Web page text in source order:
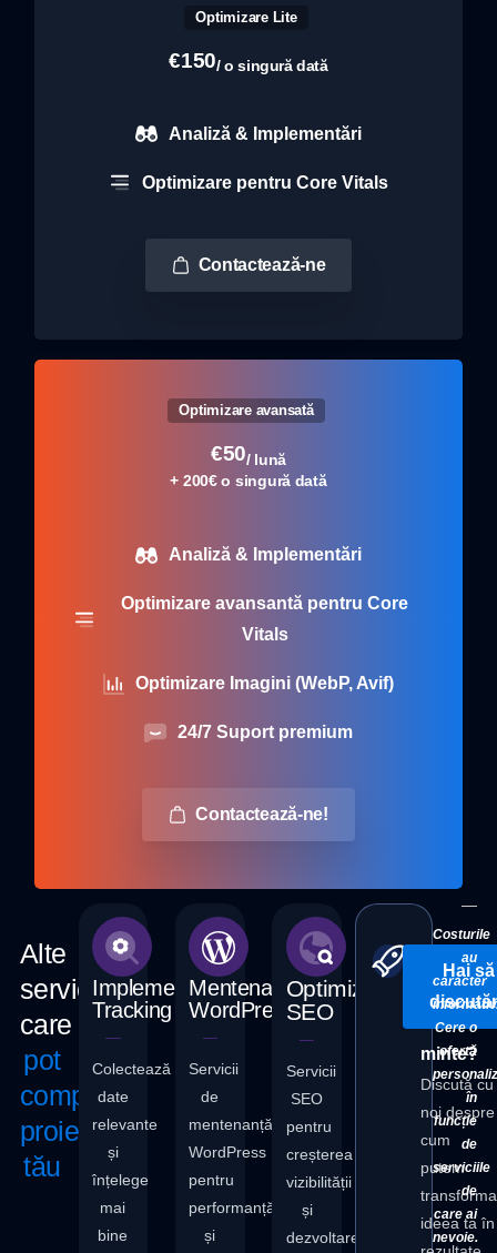
Optimizare Lite
€150/ o singură dată
Analiză & Implementări
Optimizare pentru Core Vitals
Contactează-ne
Optimizare avansată
€50/ lună
+ 200€ o singură dată
Analiză & Implementări
Optimizare avansantă pentru Core
Vitals
Optimizare Imagini (WebP, Avif)
24/7 Suport premium
Contactează-ne!
Alte
serviciii
care
pot
completa
proiectul
tău
Implementare
Tracking
Colectează
date
relevante
și
înțelege
mai
bine
Mentenanță
WordPress
Servicii
de
mentenanță
WordPress
pentru
performanță
și
Optimizare
SEO
Servicii
SEO
pentru
creșterea
vizibilității
și
dezvoltarea
Ai un
proiect
în
minte?
Discută cu
noi despre
cum
putem
transforma
ideea ta în
Hai să
Costurile
au
caracter
Cere o
ofertă
în
funcție
de
serviciile
de
care ai
nevoie.